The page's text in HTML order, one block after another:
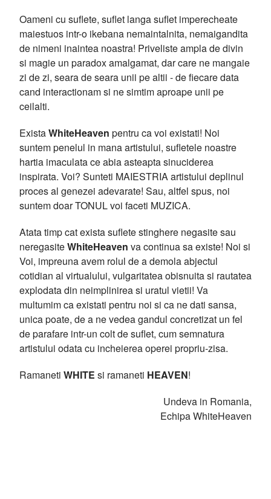
Oameni cu suflete, suflet langa suflet imperecheate
maiestuos intr-o ikebana nemaintalnita, nemaigandita
de nimeni inaintea noastra! Priveliste ampla de divin
si magie un paradox amalgamat, dar care ne mangaie
zi de zi, seara de seara unii pe altii - de fiecare data
cand interactionam si ne simtim aproape unii pe
ceilalti.
ExistaWhiteHeaven pentru ca voi existati! Noi
suntem penelul in mana artistului, sufletele noastre
hartia imaculata ce abia asteapta sinuciderea
inspirata. Voi? Sunteti MAIESTRIA artistului deplinul
proces al genezei adevarate! Sau, altfel spus, noi
suntem doar TONUL voi faceti MUZICA.
Atata timp cat exista suflete stinghere negasite sau
neregasiteWhiteHeaven va continua sa existe! Noi si
Voi, impreuna avem rolul de a demola abjectul
cotidian al virtualului, vulgaritatea obisnuita si rautatea
explodata din neimplinirea si uratul vietii! Va
multumim ca existati pentru noi si ca ne dati sansa,
unica poate, de a ne vedea gandul concretizat un fel
de parafare intr-un colt de suflet, cum semnatura
artistului odata cu incheierea operei propriu-zisa.
Ramaneti WHITE si ramaneti HEAVEN!
Undeva in Romania,
Echipa WhiteHeaven